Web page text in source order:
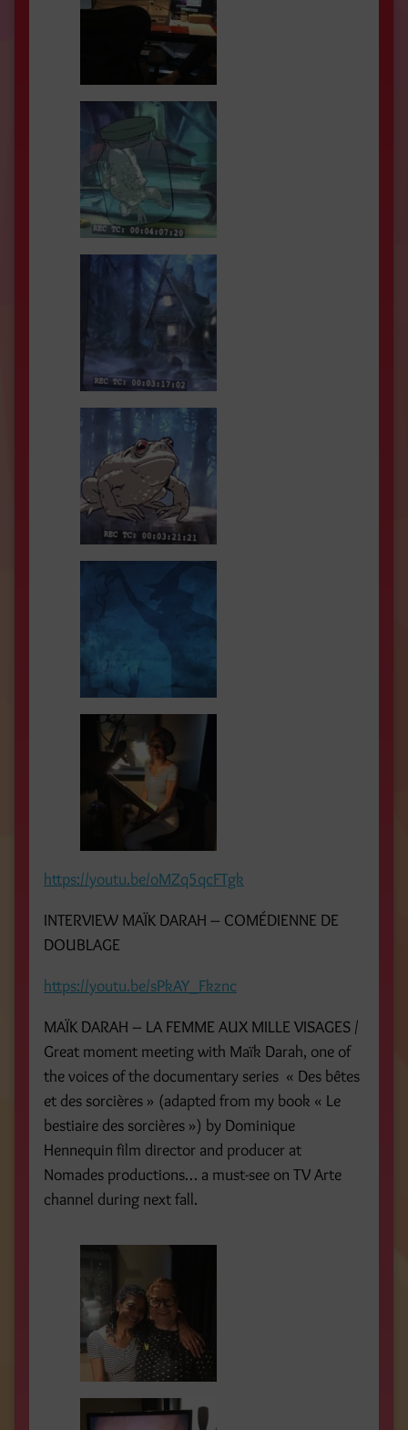
https://youtu.be/oMZq5qcFTgk
INTERVIEW MAÏK DARAH – COMÉDIENNE DE
DOUBLAGE
https://youtu.be/sPkAY_Fkznc
MAÏK DARAH – LA FEMME AUX MILLE VISAGES /
Great moment meeting with Maïk Darah, one of
the voices of the documentary series « Des bêtes
et des sorcières » (adapted from my book « Le
bestiaire des sorcières ») by Dominique
Hennequin film director and producer at
Nomades productions… a must-see on TV Arte
channel during next fall.